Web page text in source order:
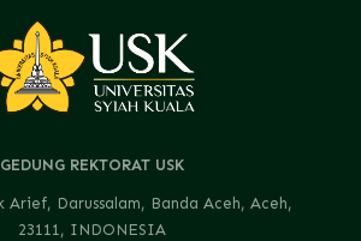
GEDUNG REKTORAT USK
Arief, Darussalam, Banda Aceh, Aceh,
23111, INDONESIA